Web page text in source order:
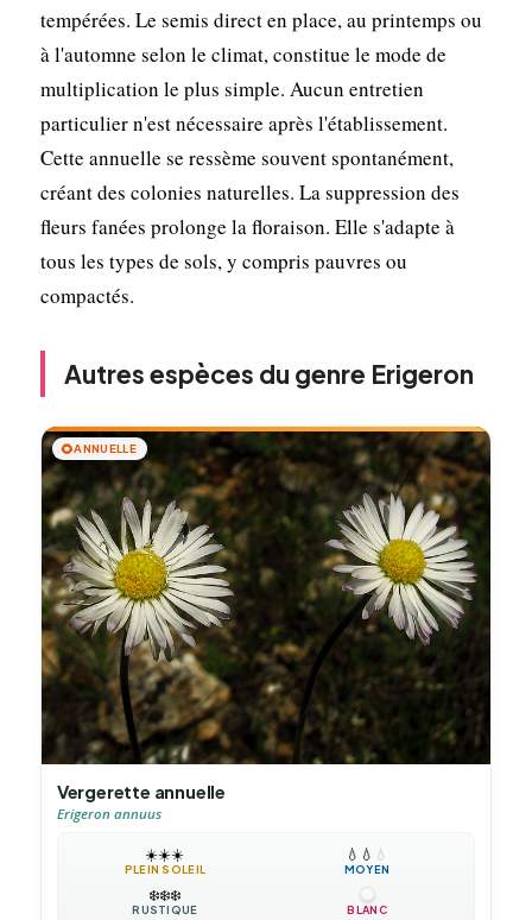
tempérées. Le semis direct en place, au printemps ou
à l'automne selon le climat, constitue le mode de
multiplication le plus simple. Aucun entretien
particulier n'est nécessaire après l'établissement.
Cette annuelle se ressème souvent spontanément,
créant des colonies naturelles. La suppression des
fleurs fanées prolonge la floraison. Elle s'adapte à
tous les types de sols, y compris pauvres ou
compactés.
Autres espèces du genre Erigeron
🌻ANNUELLE
Vergerette annuelle
Erigeron annuus
☀️☀️☀️
PLEIN SOLEIL
💧 💧 💧
MOYEN
❄️❄️❄️
RUSTIQUE BLANC